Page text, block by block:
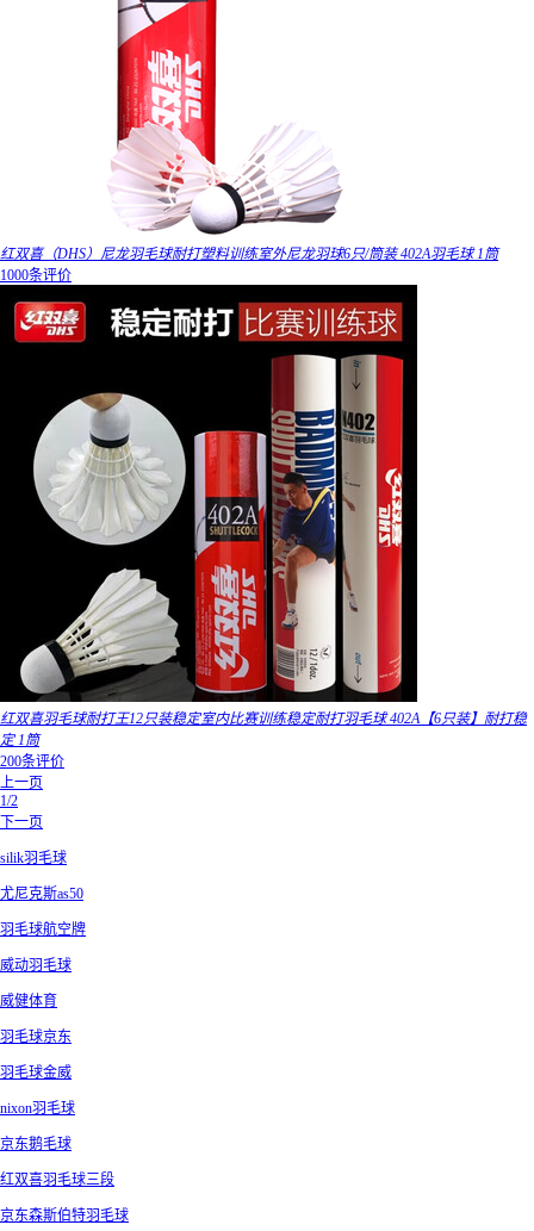
红双喜（DHS）尼龙羽毛球耐打塑料训练室外尼龙羽球6只/筒装 402A羽毛球 1筒
1000条评价
红双喜羽毛球耐打王12只装稳定室内比赛训练稳定耐打羽毛球 402A【6只装】耐打稳
定 1筒
200条评价
上一页
1/2
下一页
silik羽毛球
尤尼克斯as50
羽毛球航空牌
威动羽毛球
威健体育
羽毛球京东
羽毛球金威
nixon羽毛球
京东鹅毛球
红双喜羽毛球三段
京东森斯伯特羽毛球